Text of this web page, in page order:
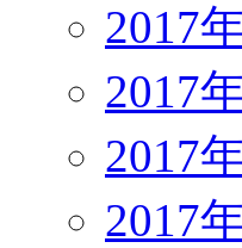
2017
2017
2017
2017